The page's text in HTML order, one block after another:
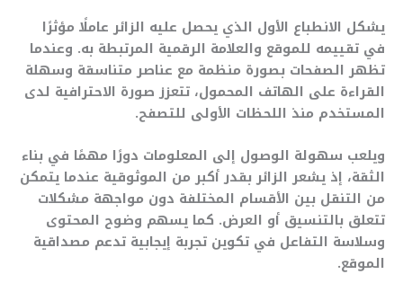
يشكل الانطباع الأول الذي يحصل عليه الزائر عاملًا مؤثرًا
في تقييمه للموقع والعلامة الرقمية المرتبطة به. وعندما
تظهر الصفحات بصورة منظمة مع عناصر متناسقة وسهلة
القراءة على الهاتف المحمول، تتعزز صورة الاحترافية لدى
المستخدم منذ اللحظات الأولى للتصفح.
ويلعب سهولة الوصول إلى المعلومات دورًا مهمًا في بناء
الثقة، إذ يشعر الزائر بقدر أكبر من الموثوقية عندما يتمكن
من التنقل بين الأقسام المختلفة دون مواجهة مشكلات
تتعلق بالتنسيق أو العرض. كما يسهم وضوح المحتوى
وسلاسة التفاعل في تكوين تجربة إيجابية تدعم مصداقية
الموقع.